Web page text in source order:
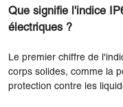
Que signifie l'indice
électriques ?
Le premier chiffre de
corps solides, comme la
protection contre les